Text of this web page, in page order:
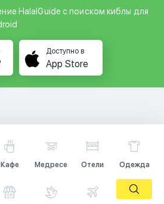
HalalGuide с поиском киблы для
Доступно в
App Store
Кафе Медресе Отели Одежда